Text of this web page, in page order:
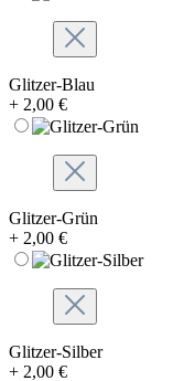
Glitzer-Blau
+ 2,00 €
Glitzer-Grün
+ 2,00 €
Glitzer-Silber
+ 2,00 €